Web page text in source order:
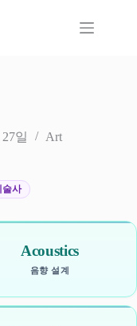
일 Art
술사
Acoustics
음향 설계